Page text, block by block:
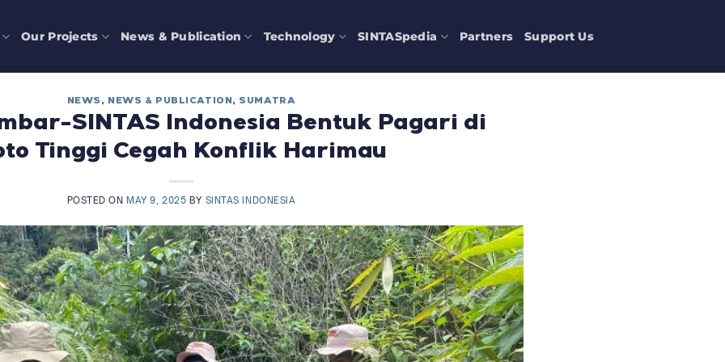
Our Projects News & Publication Technology SINTASpedia Partners Support Us
NEWS , NEWS & PUBLICATION , SUMATRA
SINTAS Indonesia Bentuk Pagari di
Tinggi Cegah Konflik Harimau
POSTED ONMAY 9, 2025 BY SINTAS INDONESIA